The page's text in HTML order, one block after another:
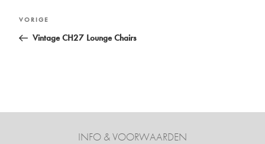
Bericht
navigatie
Vorig
bericht
VORIGE
Vintage CH27 Lounge Chairs
INFO & VOORWAARDEN